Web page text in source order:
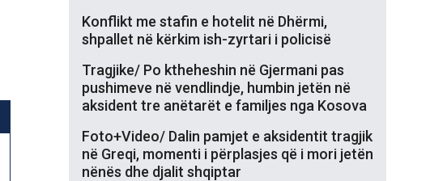
Konflikt me stafin e hotelit në Dhërmi,
shpallet në kërkim ish-zyrtari i policisë
Tragjike/ Po ktheheshin në Gjermani pas
pushimeve në vendlindje, humbin jetën në
aksident tre anëtarët e familjes nga Kosova
Foto+Video/ Dalin pamjet e aksidentit tragjik
në Greqi, momenti i përplasjes që i mori jetën
nënës dhe djalit shqiptar